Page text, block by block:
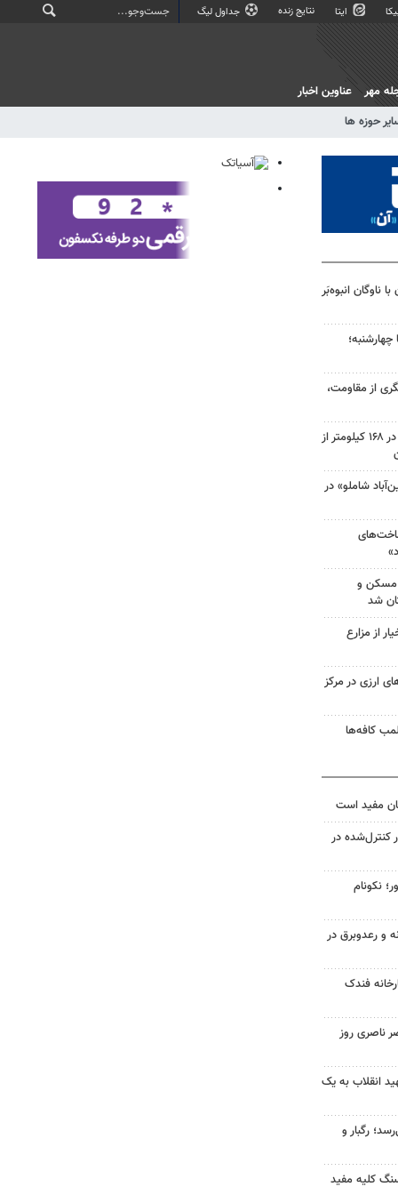
ایتا نتایج زنده جداول لیگ
حوزه ها
مهر عناوین اخبار
ناوگان انبوه‌بَر
از مقاومت،
اجرای عملیات بهسازی آسفالت در ۱۶۸ کیلومتر از
شاملو» در
مسکن و
شد
تن خیار از مزارع
ارزی در مرکز
کافه‌ها
مفید است
کنترل‌شده در
نکونام
و رعدوبرق در
فندک
ناصری روز
انقلاب به یک
رگبار و
سنگ کلیه مفید